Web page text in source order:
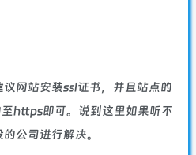
网站安装ssl证书，并且站点的
https即可。说到这里如果听不
公司进行解决。